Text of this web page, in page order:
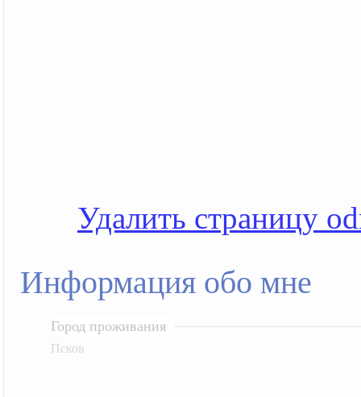
Удалить страницу
Информация обо мне
Город проживания
Псков